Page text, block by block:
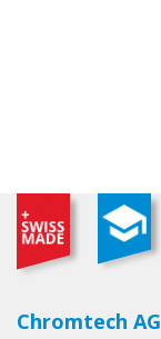
Chromtech AG